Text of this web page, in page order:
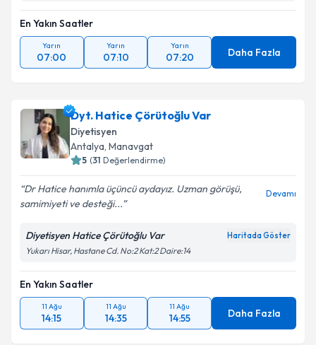
En Yakın Saatler
Yarın
07:00
Yarın
07:10
Yarın
07:20 Daha Fazla
Dyt. Hatice Çörütoğlu Var
Diyetisyen
Antalya, Manavgat
5 (31 Değerlendirme)
Dr Hatice hanımla üçüncü aydayız. Uzman görüşü,
samimiyeti ve desteği...
Devamı
Diyetisyen Hatice Çörütoğlu Var Haritada Göster
Yukarı Hisar, Hastane Cd. No:2 Kat:2 Daire:14
En Yakın Saatler
11 Ağu
14:15
11 Ağu
14:35
11 Ağu
14:55 Daha Fazla